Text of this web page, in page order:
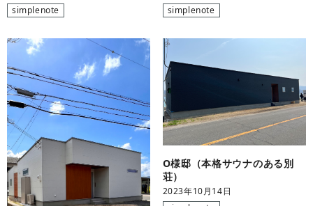
simplenote
simplenote
O様邸（本格サウナのある別
荘）
2023年10月14日